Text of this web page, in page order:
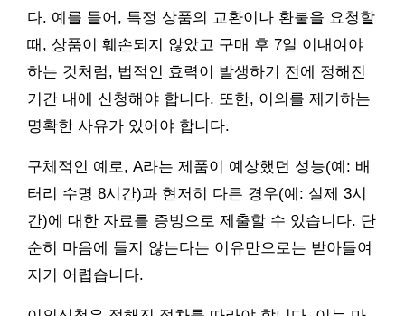
다. 예를 들어, 특정 상품의 교환이나 환불을 요청할
때, 상품이 훼손되지 않았고 구매 후 7일 이내여야
하는 것처럼, 법적인 효력이 발생하기 전에 정해진
기간 내에 신청해야 합니다. 또한, 이의를 제기하는
명확한 사유가 있어야 합니다.
구체적인 예로, A라는 제품이 예상했던 성능(예: 배
터리 수명 8시간)과 현저히 다른 경우(예: 실제 3시
간)에 대한 자료를 증빙으로 제출할 수 있습니다. 단
순히 마음에 들지 않는다는 이유만으로는 받아들여
지기 어렵습니다.